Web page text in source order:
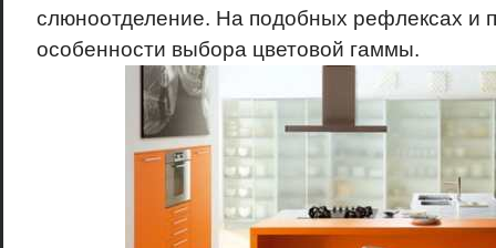
слюноотделение. На подобных рефлексах и
особенности выбора цветовой гаммы.